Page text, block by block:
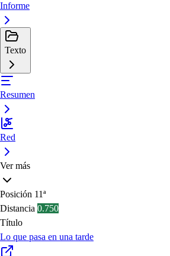
Informe
Texto
Resumen
Red
Ver más
Posición 11ª
Distancia 0.750
Título
Lo que pasa en una tarde